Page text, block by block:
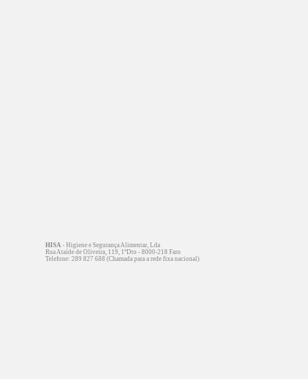
HISA - Higiene e Segurança Alimentar, Lda
Rua Ataíde de Oliveira, 119, 1ºDto - 8000-218 Faro
Telefone: 289 827 688 (Chamada para a rede fixa nacional)